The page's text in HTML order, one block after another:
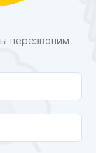
перезвоним